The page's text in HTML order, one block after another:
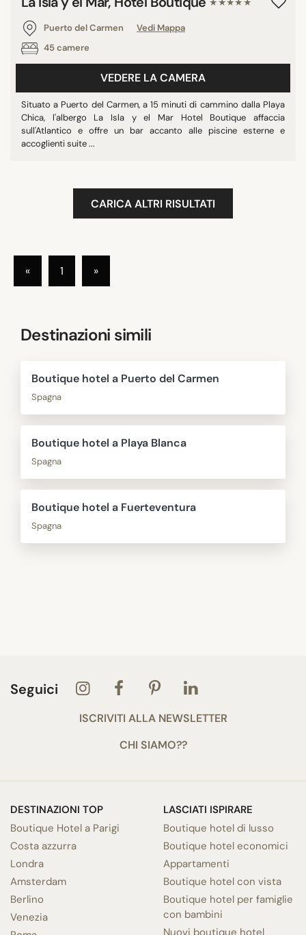
★★★★★
Puerto del Carmen
Vedi Mappa
45 camere
VEDERE LA CAMERA
Situato a Puerto del Carmen, a 15 minuti di cammino dalla Playa
Chica, l'albergo La Isla y el Mar Hotel Boutique affaccia
sull'Atlantico e offre un bar accanto alle piscine esterne e
accoglienti suite ...
CARICA ALTRI RISULTATI
« 1 »
Destinazioni simili
Boutique hotel a Puerto del Carmen
Spagna
Boutique hotel a Playa Blanca
Spagna
Boutique hotel a Fuerteventura
Spagna
Seguici
ISCRIVITI ALLA NEWSLETTER
CHI SIAMO??
DESTINAZIONI TOP
Boutique Hotel a Parigi
Costa azzurra
Londra
Amsterdam
Berlino
Venezia
LASCIATI ISPIRARE
Boutique hotel di lusso
Boutique hotel economici
Appartamenti
Boutique hotel con vista
Boutique hotel per famiglie
con bambini
Nuovi boutique hotel